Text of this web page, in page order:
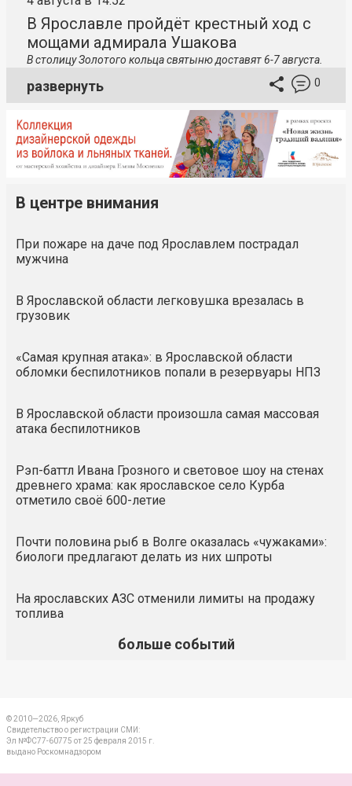
В Ярославле пройдёт крестный ход с
мощами адмирала Ушакова
В столицуЗолотого кольца святыню доставят 6-7 августа.
развернуть 0
В центре внимания
При пожаре на даче под Ярославлем пострадал
мужчина
В Ярославской области легковушка врезалась в
грузовик
«Самая крупная атака»: в Ярославской области
обломки беспилотников попали в резервуары НПЗ
В Ярославской области произошла самая массовая
атака беспилотников
Рэп-баттл Ивана Грозного и световое шоу на стенах
древнего храма: как ярославское село Курба
отметило своё 600-летие
Почти половина рыб в Волге оказалась «чужаками»:
биологи предлагают делать из них шпроты
На ярославских АЗС отменили лимиты на продажу
топлива
больше событий
© 2010—2026, Яркуб
Свидетельство о регистрации СМИ:
Эл №ФС77-60775 от 25 февраля 2015 г.
выдано Роскомнадзором